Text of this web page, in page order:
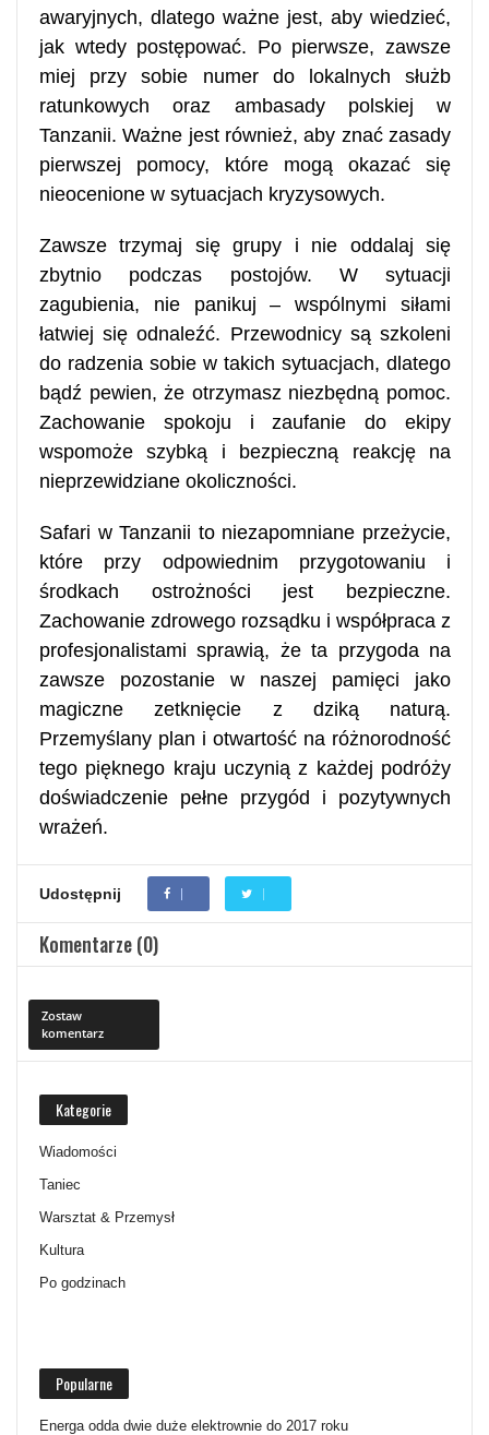
awaryjnych, dlatego ważne jest, aby wiedzieć,
jak wtedy postępować. Po pierwsze, zawsze
miej przy sobie numer do lokalnych służb
ratunkowych oraz ambasady polskiej w
Tanzanii. Ważne jest również, aby znać zasady
pierwszej pomocy, które mogą okazać się
nieocenione w sytuacjach kryzysowych.
Zawsze trzymaj się grupy i nie oddalaj się
zbytnio podczas postojów. W sytuacji
zagubienia, nie panikuj – wspólnymi siłami
łatwiej się odnaleźć. Przewodnicy są szkoleni
do radzenia sobie w takich sytuacjach, dlatego
bądź pewien, że otrzymasz niezbędną pomoc.
Zachowanie spokoju i zaufanie do ekipy
wspomoże szybką i bezpieczną reakcję na
nieprzewidziane okoliczności.
Safari w Tanzanii to niezapomniane przeżycie,
które przy odpowiednim przygotowaniu i
środkach ostrożności jest bezpieczne.
Zachowanie zdrowego rozsądku i współpraca z
profesjonalistami sprawią, że ta przygoda na
zawsze pozostanie w naszej pamięci jako
magiczne zetknięcie z dziką naturą.
Przemyślany plan i otwartość na różnorodność
tego pięknego kraju uczynią z każdej podróży
doświadczenie pełne przygód i pozytywnych
wrażeń.
Udostępnij
Komentarze (0)
Zostaw
komentarz
Kategorie
Wiadomości
Taniec
Warsztat & Przemysł
Kultura
Po godzinach
Popularne
Energa odda dwie duże elektrownie do 2017 roku